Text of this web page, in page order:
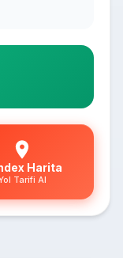
Harita
Tarifi Al